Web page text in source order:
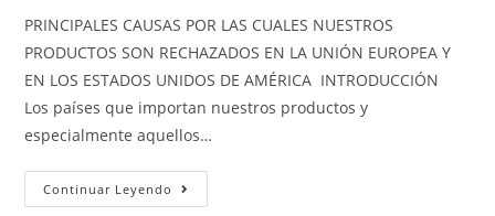
la
entrada:
la
entrada:
la
entrada:
PRINCIPALES CAUSAS POR LAS CUALES NUESTROS
PRODUCTOS SON RECHAZADOS EN LA UNIÓN EUROPEA Y
EN LOS ESTADOS UNIDOS DE AMÉRICA INTRODUCCIÓN
Los países que importan nuestros productos y
especialmente aquellos…
Continuar Leyendo SECTOR
EXPORTADOR